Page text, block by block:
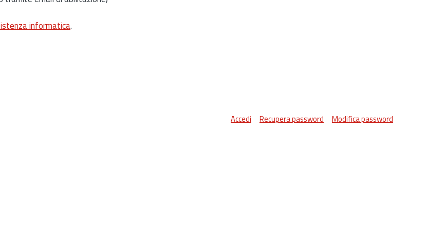
informatica.
Accedi Recupera password Modifica password